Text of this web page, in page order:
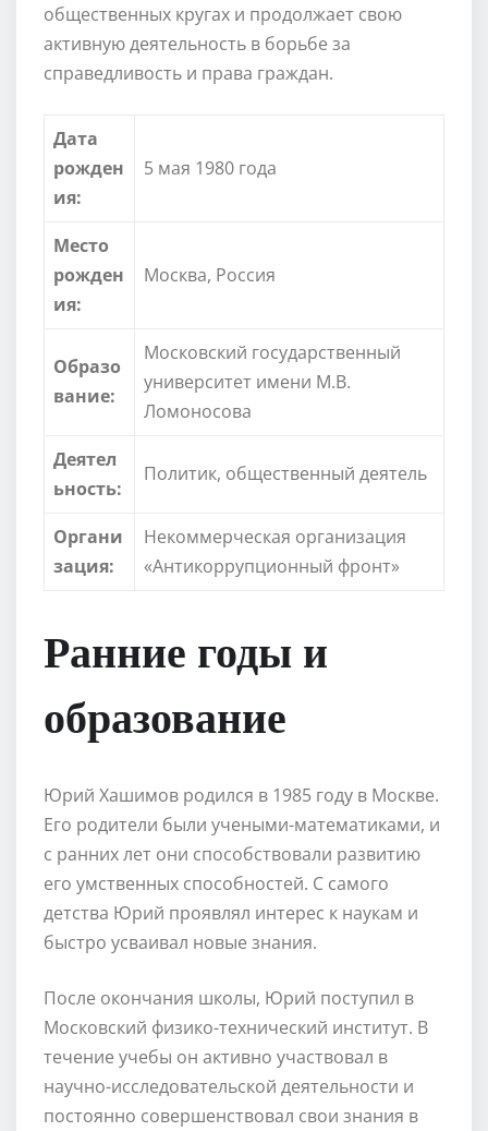
общественных кругах и продолжает свою
активную деятельность в борьбе за
справедливость и права граждан.
Дата
рожден
ия:
5 мая 1980 года
Место
рожден
ия:
Москва, Россия
Образо
вание:
Московский государственный
университет имени М.В.
Ломоносова
Деятел
ьность:
Политик, общественный деятель
Органи
зация:
Некоммерческая организация
«Антикоррупционный фронт»
Ранние годы и
образование
Юрий Хашимов родился в 1985 году в Москве.
Его родители были учеными-математиками, и
с ранних лет они способствовали развитию
его умственных способностей. С самого
детства Юрий проявлял интерес к наукам и
быстро усваивал новые знания.
После окончания школы, Юрий поступил в
Московский физико-технический институт. В
течение учебы он активно участвовал в
научно-исследовательской деятельности и
постоянно совершенствовал свои знания в